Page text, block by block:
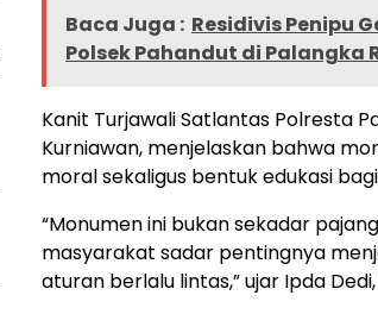
Baca Juga : Residivis Penipu
Polsek Pahandut di Palangka
Kanit Turjawali Satlantas Polresta
Kurniawan, menjelaskan bahwa
moral sekaligus bentuk edukasi
“Monumen ini bukan sekadar
masyarakat sadar pentingnya
aturan berlalu lintas,” ujar Ipda